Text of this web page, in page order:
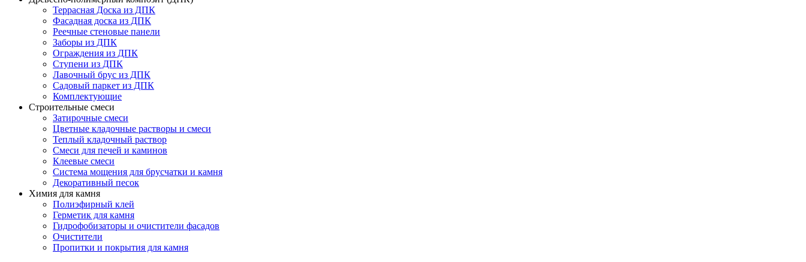
Террасная Доска из ДПК
Фасадная доска из ДПК
Реечные стеновые панели
Заборы из ДПК
Ограждения из ДПК
Ступени из ДПК
Лавочный брус из ДПК
Садовый паркет из ДПК
Комплектующие
Строительные смеси
Затирочные смеси
Цветные кладочные растворы и смеси
Теплый кладочный раствор
Смеси для печей и каминов
Клеевые смеси
Система мощения для брусчатки и камня
Декоративный песок
Химия для камня
Полиэфирный клей
Герметик для камня
Гидрофобизаторы и очистители фасадов
Очистители
Пропитки и покрытия для камня